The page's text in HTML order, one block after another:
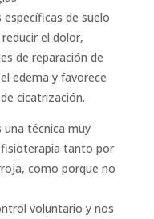
de suelo
el dolor,
de reparación de
edema y favorece
cicatrización.
una técnica muy
tanto por
como porque no
voluntario y nos